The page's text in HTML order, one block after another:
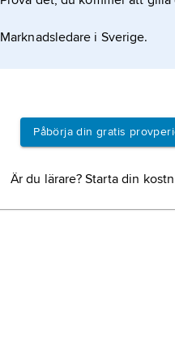
Marknadsledare i Sverige.
Påbörja din gratis
Är du lärare? Starta din